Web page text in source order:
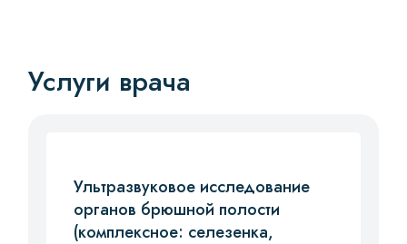
Услуги врача
Ультразвуковое исследование
органов брюшной полости
(комплексное: селезенка,